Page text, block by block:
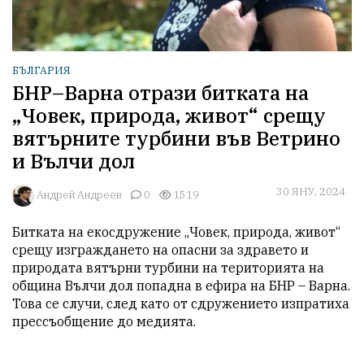
БЪЛГАРИЯ
БНР–Варна отрази битката на
„Човек, природа, живот“ срещу
вятърните турбини във Ветрино
и Вълчи дол
Aндрей Андреев 0 1519 30 ЯНУ, 2024
Битката на екосдружение „Човек, природа, живот“
срещу изграждането на опасни за здравето и
природата вятърни турбини на територията на
община Вълчи дол попадна в ефира на БНР – Варна.
Това се случи, след като от сдружението изпратиха
прессъобщение до медията.